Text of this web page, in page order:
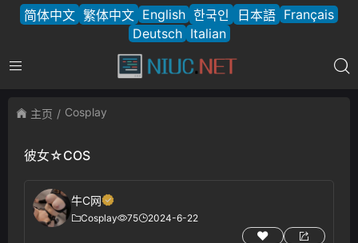
简体中文 繁体中文 English 한국인 日本語 Français
Deutsch Italian
主页 Cosplay
彼女☆COS
牛C网
Cosplay 75 2024-6-22